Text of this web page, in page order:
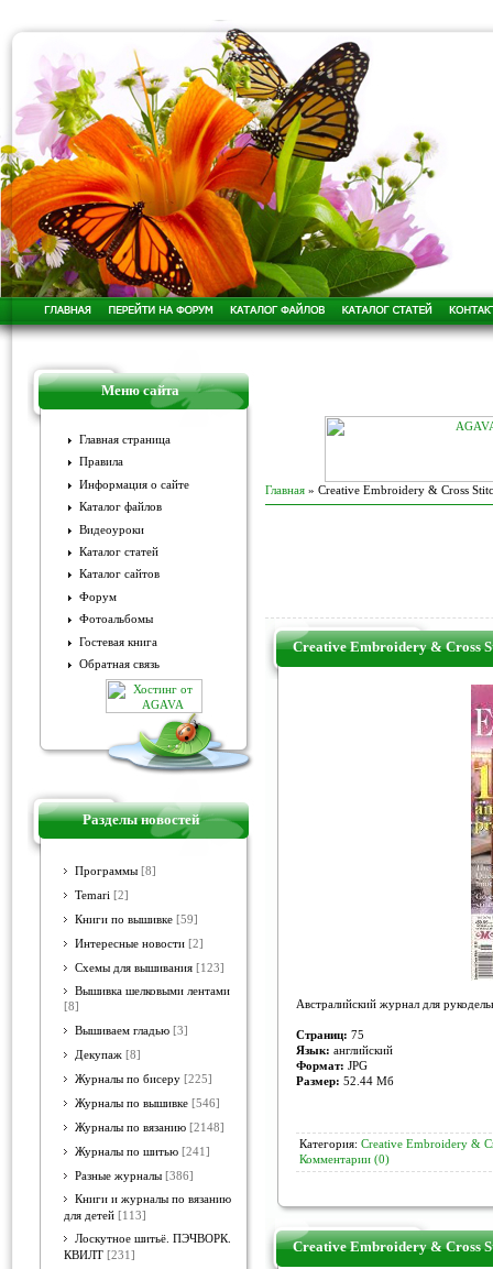
Меню сайта
Главная страница
Правила
Информация о сайте
Каталог файлов
Видеоуроки
Каталог статей
Каталог сайтов
Форум
Фотоальбомы
Гостевая книга
Обратная связь
Разделы новостей
Программы [8]
Temari [2]
Книги по вышивке [59]
Интересные новости [2]
Схемы для вышивания [123]
Вышивка шелковыми лентами
[8]
Вышиваем гладью [3]
Декупаж [8]
Журналы по бисеру [225]
Журналы по вышивке [546]
Журналы по вязанию [2148]
Журналы по шитью [241]
Разные журналы [386]
Книги и журналы по вязанию
для детей [113]
Лоскутное шитьё. ПЭЧВОРК.
КВИЛТ [231]
Главная » Creative Embroidery & Cross
Creative Embroidery & Cross
Австралийский журнал для
Страниц: 75
Язык: английский
Формат: JPG
Размер: 52.44 Mб
Категория: Creative Embroidery &
Комментарии (0)
Creative Embroidery & Cross